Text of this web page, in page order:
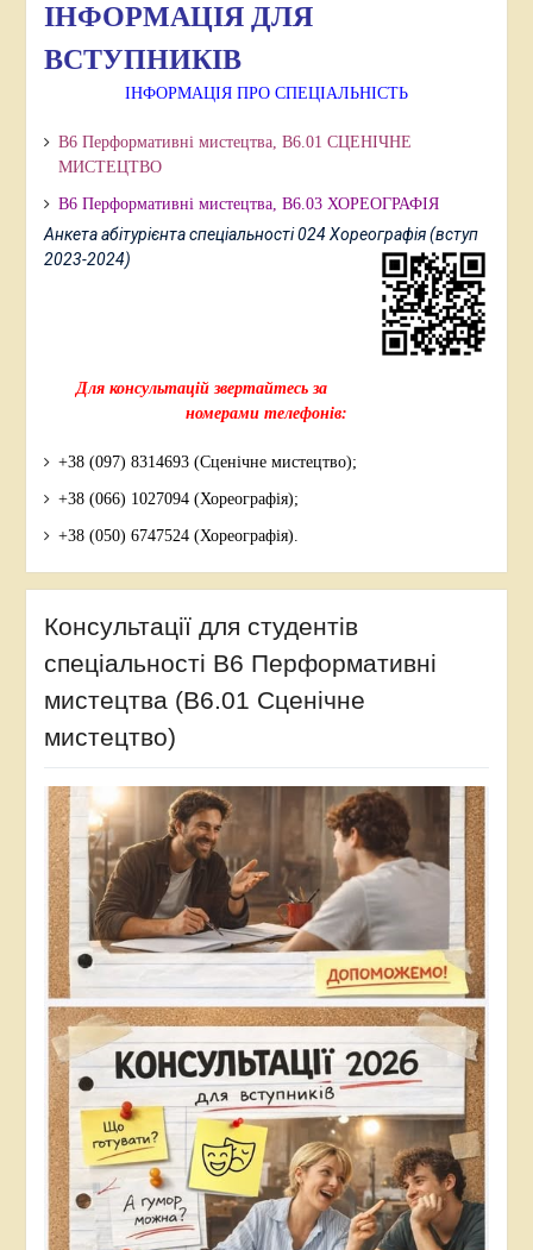
ІНФОРМАЦІЯ ДЛЯ
ВСТУПНИКІВ
ІНФОРМАЦІЯ ПРО СПЕЦІАЛЬНІСТЬ
В6 Перформативні мистецтва, В6.01 СЦЕНІЧНЕ
МИСТЕЦТВО
В6 Перформативні мистецтва, В6.03 ХОРЕОГРАФІЯ
Анкета абітурієнта спеціальності 024 Хореографія (вступ
2023-2024)
Для консультацій звертайтесь за
номерами телефонів:
+38 (097) 8314693 (Сценічне мистецтво);
+38 (066) 1027094 (Хореографія);
+38 (050) 6747524 (Хореографія).
Консультації для студентів
спеціальності В6 Перформативні
мистецтва (В6.01 Сценічне
мистецтво)